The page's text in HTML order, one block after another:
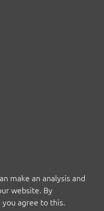
make an analysis and
website. By
agree to this.